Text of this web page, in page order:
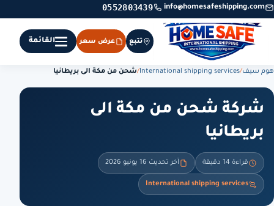
info@homesafeshipping.com
0552803439
تتبع عرض سعر القائمة
هوم سيف/
International shipping services
/شحن من مكة الى بريطانيا
شركة شحن من مكة الى
بريطانيا
قراءة 14 دقيقة آخر تحديث 16 يونيو 2026
International shipping services